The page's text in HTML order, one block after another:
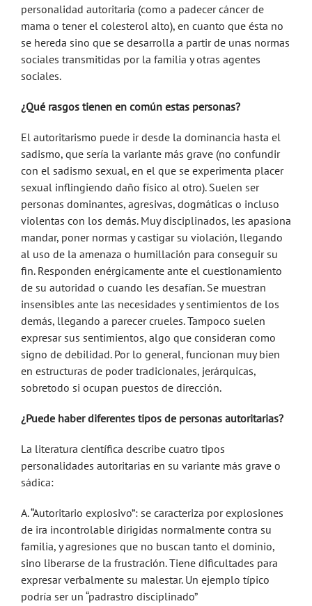
personalidad autoritaria (como a padecer cáncer de
mama o tener el colesterol alto), en cuanto que ésta no
se hereda sino que se desarrolla a partir de unas normas
sociales transmitidas por la familia y otras agentes
sociales.
¿Qué rasgos tienen en común estas personas?
El autoritarismo puede ir desde la dominancia hasta el
sadismo, que sería la variante más grave (no confundir
con el sadismo sexual, en el que se experimenta placer
sexual inflingiendo daño físico al otro). Suelen ser
personas dominantes, agresivas, dogmáticas o incluso
violentas con los demás. Muy disciplinados, les apasiona
mandar, poner normas y castigar su violación, llegando
al uso de la amenaza o humillación para conseguir su
fin. Responden enérgicamente ante el cuestionamiento
de su autoridad o cuando les desafían. Se muestran
insensibles ante las necesidades y sentimientos de los
demás, llegando a parecer crueles. Tampoco suelen
expresar sus sentimientos, algo que consideran como
signo de debilidad. Por lo general, funcionan muy bien
en estructuras de poder tradicionales, jerárquicas,
sobretodo si ocupan puestos de dirección.
¿Puede haber diferentes tipos de personas autoritarias?
La literatura científica describe cuatro tipos
personalidades autoritarias en su variante más grave o
sádica:
A. “Autoritario explosivo”: se caracteriza por explosiones
de ira incontrolable dirigidas normalmente contra su
familia, y agresiones que no buscan tanto el dominio,
sino liberarse de la frustración. Tiene dificultades para
expresar verbalmente su malestar. Un ejemplo típico
podría ser un “padrastro disciplinado”